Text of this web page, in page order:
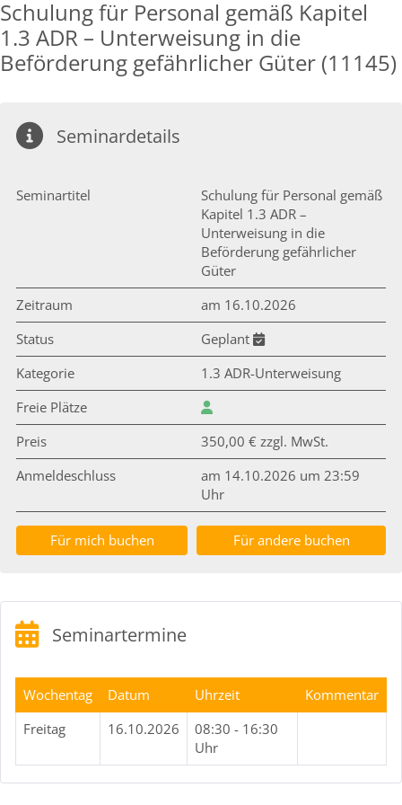
Schulung für Personal gemäß Kapitel
1.3 ADR – Unterweisung in die
Beförderung gefährlicher Güter (11145)
Seminardetails
Seminartitel
Schulung für Personal gemäß
Kapitel 1.3 ADR –
Unterweisung in die
Beförderung gefährlicher
Güter
Zeitraum
am 16.10.2026
Status
Geplant
Kategorie
1.3 ADR-Unterweisung
Freie Plätze
Preis
350,00 € zzgl. MwSt.
Anmeldeschluss
am 14.10.2026 um 23:59
Uhr
Für mich buchen Für andere buchen
Seminartermine
Wochentag Datum Uhrzeit
Kommentar
Freitag
16.10.2026
08:30 - 16:30
Uhr